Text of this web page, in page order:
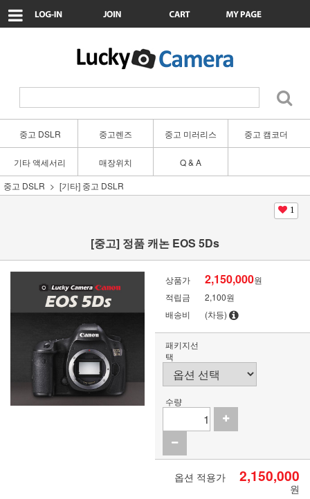
중고 DSLR 중고렌즈 중고 미러리스 중고 캠코더
기타 액세서리 매장위치
Q & A
중고 DSLR
[기타] 중고 DSLR
1
[중고] 정품 캐논 EOS 5Ds
상품가 2,150,000원
적립금
2,100원
배송비
(차등)
패키지선
택
수량
옵션 적용가 2,150,000
원